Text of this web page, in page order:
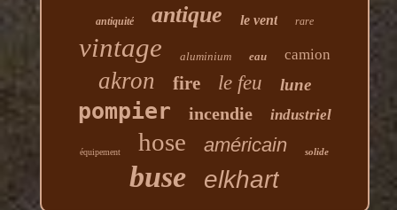
antiquité antique le vent rare
vintage aluminium eau camion
akron fire le feu lune
pompier incendie industriel
équipement hose américain solide
buse elkhart